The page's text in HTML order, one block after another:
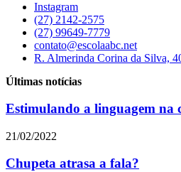
Instagram
(27) 2142-2575
(27) 99649-7779
contato@escolaabc.net
R. Almerinda Corina da Silva,
Últimas notícias
Estimulando a linguagem na
21/02/2022
Chupeta atrasa a fala?